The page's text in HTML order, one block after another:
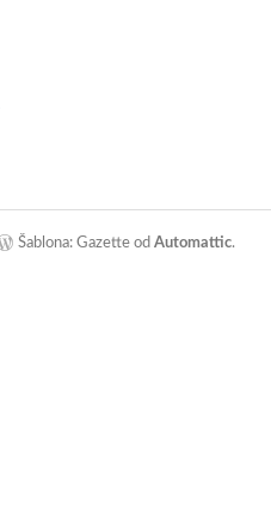
Šablona: Gazette odAutomattic.